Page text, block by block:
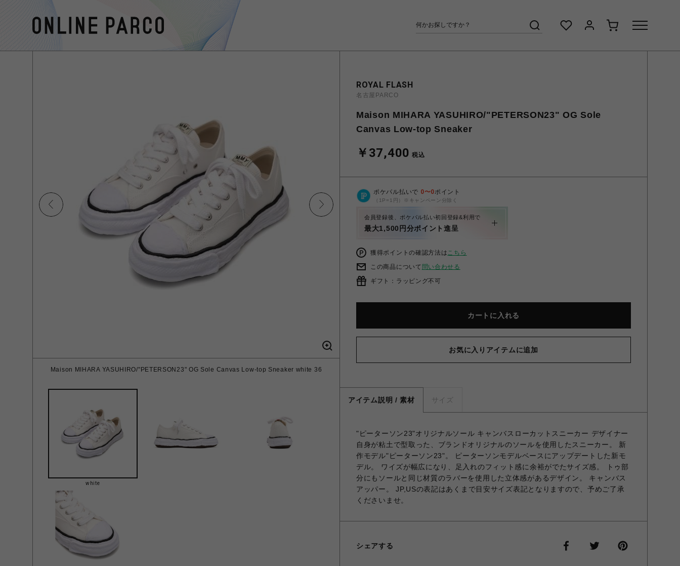
Maison MIHARA YASUHIRO/"PETERSON23" OG Sole Canvas Low-top Sneaker white 36
white
ROYAL FLASH
名古屋PARCO
Maison MIHARA YASUHIRO/"PETERSON23" OG Sole
Canvas Low-top Sneaker
￥37,400 税込
ポケパル払いで 0〜0ポイント
（1P=1円）※キャンペーン分除く
会員登録後、ポケパル払い初回登録&利用で
最大1,500円分ポイント進呈
獲得ポイントの確認方法はこちら
この商品について 問い合わせる
ギフト：ラッピング不可
カートに入れる
お気に入りアイテムに追加
アイテム説明 / 素材 サイズ
"ピーターソン23"オリジナルソール キャンバスローカットスニーカー デザイナー
自身が粘土で型取った、ブランドオリジナルのソールを使用したスニーカー。 新
作モデル"ピーターソン23"。 ピーターソンモデルベースにアップデートした新モ
デル。 ワイズが幅広になり、足入れのフィット感に余裕がでたサイズ感。 トゥ部
分にもソールと同じ材質のラバーを使用した立体感があるデザイン。 キャンバス
アッパー。 JP,USの表記はあくまで目安サイズ表記となりますので、予めご了承
くださいませ。
シェアする